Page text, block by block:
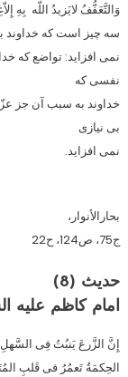
وَالتَّعَفُّفُ لايَزيدُ اللّه بِهِ
سه چيز است كه خداوند
نمى افزايد: تواضع كه
نفسى كه
خداوند به سبب آن جز
بى نيازى
نمى افزايد.
بحارالأنوار،
ج75، ص124، ح22
حدیث (8)
امام كاظم عليه
إِنَّ الزَّرعَ يَنبُتُ فِى
الحِكمَةُ تَعمُرُ فى قَلبِ